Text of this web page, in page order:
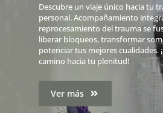
Descubre un viaje único hacia tu
personal. Acompañamiento
reprocesamiento del trauma se
liberar bloqueos, transformar
potenciar tus mejores cualidades.
camino hacia tu plenitud!
Ver más